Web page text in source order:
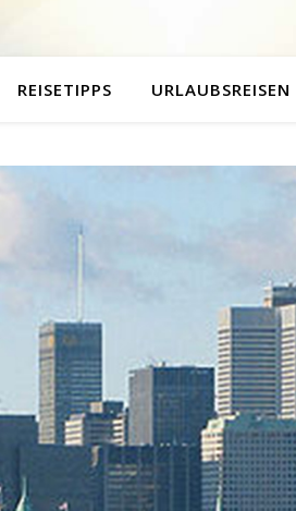
REISETIPPS URLAUBSREISEN